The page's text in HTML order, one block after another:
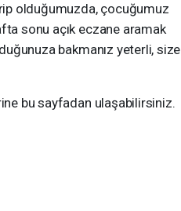
olduğumuzda, çocuğumuz
sonu açık eczane aramak
bakmanız yeterli, size
bu sayfadan ulaşabilirsiniz.